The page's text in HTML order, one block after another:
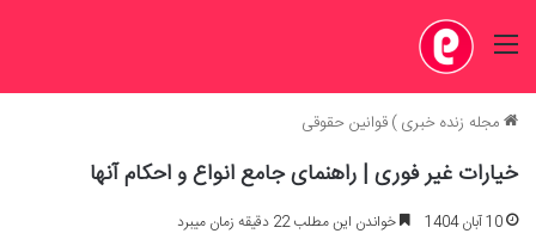
منو
مجله زنده خبری)قوانین حقوقی
خیارات غیر فوری | راهنمای جامع انواع و احکام آنها
10 آبان 1404 خواندن این مطلب 22 دقیقه زمان میبرد